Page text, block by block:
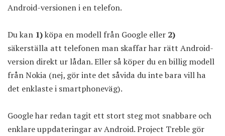
Android-versionen i en telefon.
Du kan 1)köpa en modell från Google eller 2)
säkerställa att telefonen man skaffar har rätt Android-
version direkt ur lådan. Eller så köper du en billig modell
från Nokia (nej, gör inte det såvida du inte bara vill ha
det enklaste i smartphoneväg).
Google har redan tagit ett stort steg mot snabbare och
enklare uppdateringar avAndroid. Project Treble gör